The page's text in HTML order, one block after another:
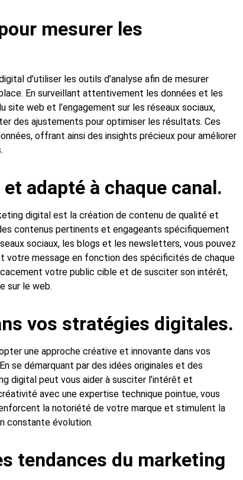
mesurer les
d’utiliser les outils d’analyse afin de mesurer
En surveillant attentivement les données et les
web et l’engagement sur les réseaux sociaux,
des ajustements pour optimiser les résultats. Ces
offrant ainsi des insights précieux pour améliorer
adapté à chaque canal.
digital est la création de contenu de qualité et
contenus pertinents et engageants spécifiquement
sociaux, les blogs et les newsletters, vous pouvez
votre message en fonction des spécificités de chaque
votre public cible et de susciter son intérêt,
sur le web.
vos stratégies digitales.
une approche créative et innovante dans vos
se démarquant par des idées originales et des
digital peut vous aider à susciter l’intérêt et
avec une expertise technique pointue, vous
la notoriété de votre marque et stimulent la
constante évolution.
tendances du marketing